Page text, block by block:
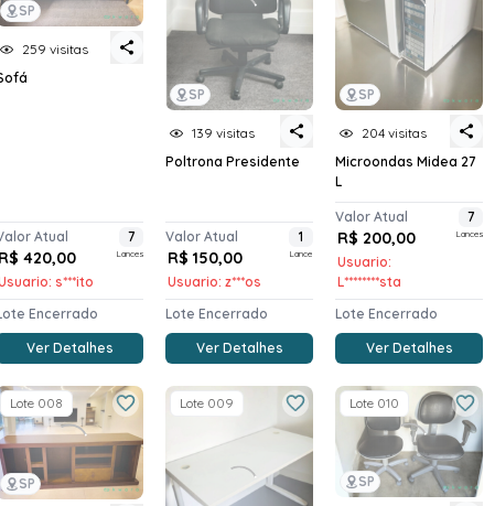
SP
259 visitas
Atual
R$ 420,00
s***ito
7
Lances
Encerrado
Ver Detalhes
SP
139 visitas
Poltrona Presidente
Valor Atual
R$ 150,00
Usuario: z***os
1
Lance
Lote Encerrado
Ver Detalhes
SP
204 visitas
Microondas Midea 27
L
Valor Atual
R$ 200,00
Usuario:
L********sta
7
Lances
Lote Encerrado
Ver Detalhes
SP
Lote 008 Lote 009
SP
Lote 010